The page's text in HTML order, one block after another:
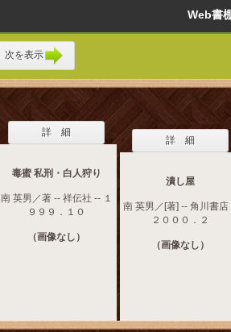
Web
次を表示
詳 細
毒蜜 私刑・白人狩り
南 英男／著 -- 祥伝社 -- １
９９９．１０
（画像なし）
詳 細
潰し屋
南 英男／[著] -- 角川書店
２０００．２
（画像なし）